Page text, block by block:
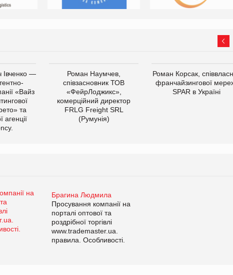
Івченко —
«Вайз
та
агенції
Роман Наумчев,
співзасновник ТОВ
«ФейрЛоджикс»,
комерційний директор
FRLG Freight SRL
(Румунія)
Роман Корсак,
франчайзингової
SPAR в Україні
Брагина Людмила
Просування компанії на
порталі оптової та
роздрібної торгівлі
www.trademaster.ua.
правила. Особливості.